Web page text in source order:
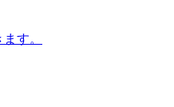
す。